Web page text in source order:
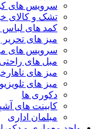
سرویس های
تشک و کالای
کمد های
میز های تحریر
سرویس های
مبل های
میز های
میز های
دکوری ها
کابینت های
مبلمان اداری